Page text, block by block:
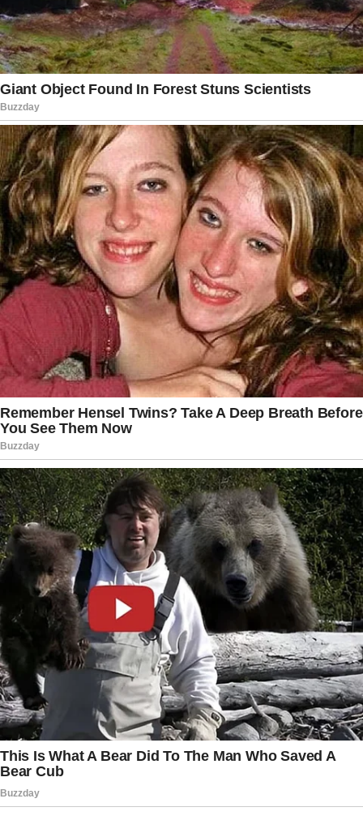
impressionante resiliência, força de vontade e
um otimismo contagiante em suas aparições
públicas e declarações anteriores. A retirada
bem-sucedida da sonda gástrica é interpretada
por muitos como um avanço concreto e
simbólico no processo de recuperação, trazendo
maior conforto físico, independência alimentar e
perspectivas positivas para os próximos
capítulos de sua vida pessoal e profissional. Esse
progresso alimenta a esperança de seus
inúmeros admiradores espalhados por todo o
Brasil.
A equipe médica responsável continua
monitorando atentamente a evolução do quadro
clínico de Faustão, com a expectativa de que ele
possa receber alta hospitalar em breve, tão logo
sejam concluídos todos os exames de rotina e os
resultados indiquem plena estabilidade. O caso
do apresentador reforça a importância
fundamental do acompanhamento médico
especializado e contínuo, sobretudo na terceira
idade, para personalidades que dedicaram
décadas de uma vida pública intensa, exigente e
exposta ao público. Milhões de brasileiros torcem
para que Faustão retorne em breve às suas
atividades com a vitalidade e o bom humor que
sempre o caracterizaram.